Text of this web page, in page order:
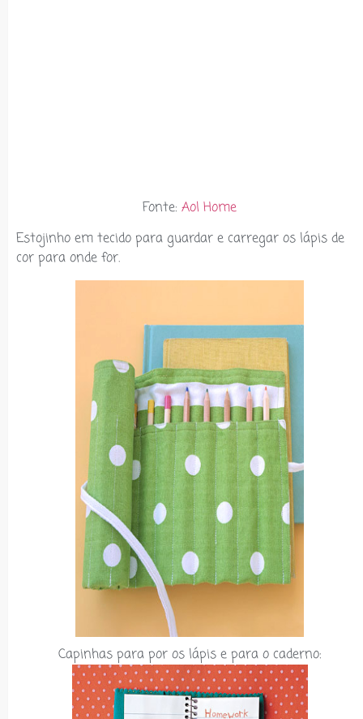
Fonte: Aol Home
Estojinho em tecido para guardar e carregar os lápis de
cor para onde for.
Capinhas para por os lápis e para o caderno: